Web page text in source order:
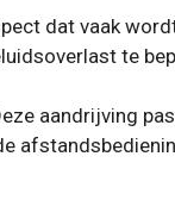
dat vaak
te
aandrijving